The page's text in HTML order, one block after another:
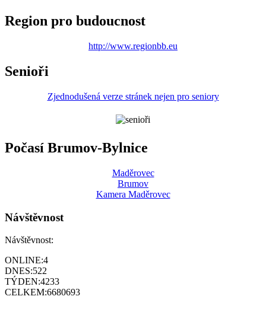
Region pro budoucnost
http://www.regionbb.eu
Senioři
Zjednodušená verze stránek nejen pro seniory
Počasí Brumov-Bylnice
Maděrovec
Brumov
Kamera Maděrovec
Návštěvnost
Návštěvnost:
ONLINE:4
DNES:522
TÝDEN:4233
CELKEM:6680693